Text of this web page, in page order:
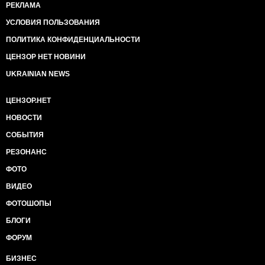
РЕКЛАМА
УСЛОВИЯ ПОЛЬЗОВАНИЯ
ПОЛИТИКА КОНФИДЕНЦИАЛЬНОСТИ
ЦЕНЗОР НЕТ НОВИНИ
UKRAINIAN NEWS
ЦЕНЗОР.НЕТ
НОВОСТИ
СОБЫТИЯ
РЕЗОНАНС
ФОТО
ВИДЕО
ФОТОШОПЫ
БЛОГИ
ФОРУМ
БИЗНЕС